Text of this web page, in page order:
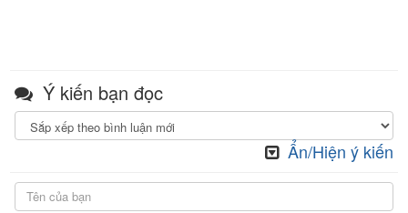
Ý kiến bạn đọc
Ẩn/Hiện ý kiến